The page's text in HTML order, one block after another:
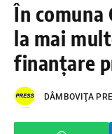
În comuna
la mai
finanțare
DÂMBOVIŢA